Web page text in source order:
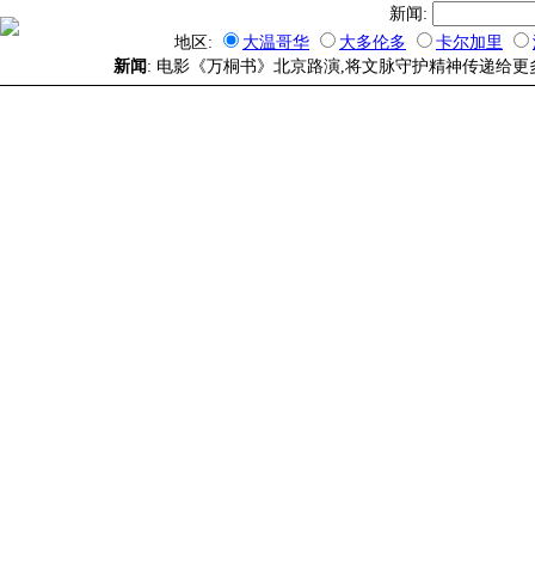
新闻:
地区:
大温哥华 大多伦多 卡尔加里
新闻 : 电影《万桐书》北京路演,将文脉守护精神传递给